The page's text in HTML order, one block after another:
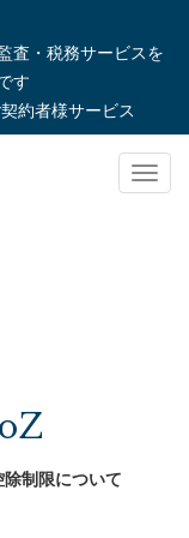
査・税務サービスを
す
契約者様サービス
制限について